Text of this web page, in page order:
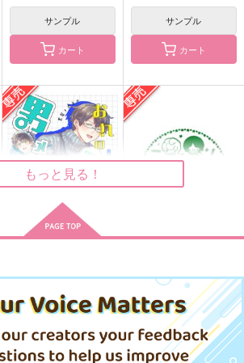
つきあってない迅修ち
ょっと集めてみた
MILK
315円（税込）
迅悠一×三雲修
作品詳細
恋人はアイドル
あみだ野郎
715円（税込）
迅悠一×三雲修
サンプル
カート
サンプル
カート
ネの男メイドだった件
天井の蜘蛛といりこ
472
ワールドトリガー
空閑遊真×三雲修
ふくま書店
専売 787円（税込）
ワールドトリガー
空閑遊真×三雲修
もっと見る！